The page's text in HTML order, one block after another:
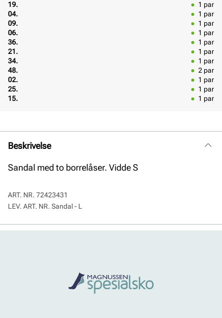
19. 1 par
04.
1 par
09.
1 par
06.
1 par
36.
1 par
21.
1 par
34.
1 par
48.
2 par
02.
1 par
25.
1 par
15.
1 par
Beskrivelse
Sandal med to borrelåser. Vidde S
ART. NR. 72423431
LEV. ART. NR. Sandal - L